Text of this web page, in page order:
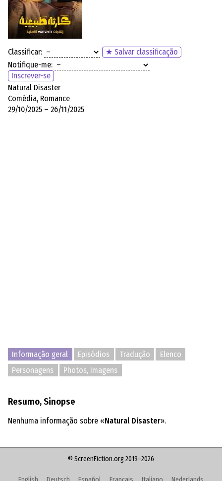
Classificar:
★ Salvar classificação
Notifique-me:
Inscrever-se
Natural Disaster
Comédia, Romance
29/10/2025 – 26/11/2025
Informação geral Episódios Tradução
Elenco
Personagens
Photos, Imagens
Resumo, Sinopse
Nenhuma informação sobre «Natural Disaster».
© ScreenFiction.org 2019–2026